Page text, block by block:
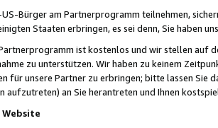
Bürger am Partnerprogramm teilnehmen,
Staaten erbringen, es sei denn, Sie haben
ist kostenlos und wir stellen auf
zu unterstützen. Wir haben zu keinem
für unsere Partner zu erbringen; bitte lassen Sie
aufzutreten) an Sie herantreten und Ihnen